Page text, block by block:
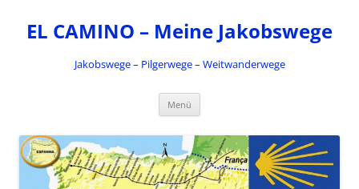
springen
EL CAMINO – Meine Jakobswege
Jakobswege – Pilgerwege – Weitwanderwege
Menü